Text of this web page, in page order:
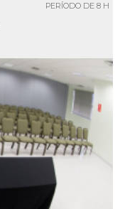
PERÍODO DE 8 H